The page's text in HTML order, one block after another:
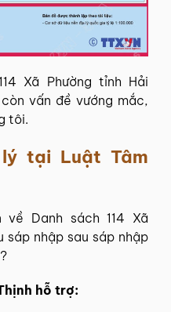
Xã Phường tỉnh Hải
vấn đề vướng mắc,
tôi.
lý tại Luật Tâm
Danh sách 114 Xã
sáp nhập sau sáp nhập
hỗ trợ: